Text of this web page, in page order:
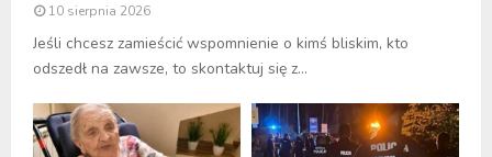
10 sierpnia 2026
Jeśli chcesz zamieścić wspomnienie o kimś bliskim, kto
odszedł na zawsze, to skontaktuj się z...